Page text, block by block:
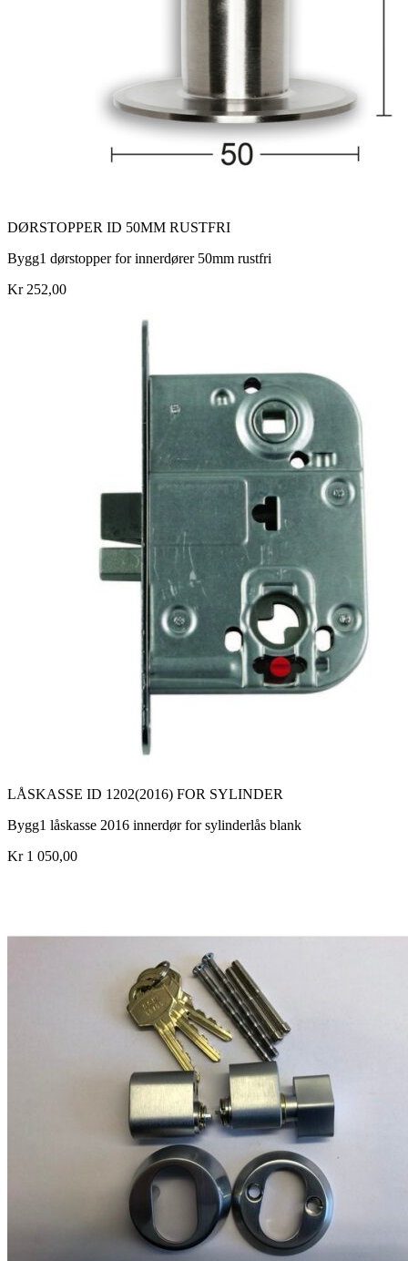
DØRSTOPPER ID 50MM RUSTFRI
Bygg1 dørstopper for innerdører 50mm rustfri
Kr 252,00
LÅSKASSE ID 1202(2016) FOR SYLINDER
Bygg1 låskasse 2016 innerdør for sylinderlås blank
Kr 1 050,00